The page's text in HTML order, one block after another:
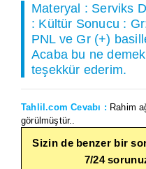
Materyal : Serviks
: Kültür Sonucu :
PNL ve Gr (+)
Acaba bu ne
teşekkür ederim.
Tahlil.com Cevabı : Rahim
görülmüştür..
Sizin de benzer bir
7/24